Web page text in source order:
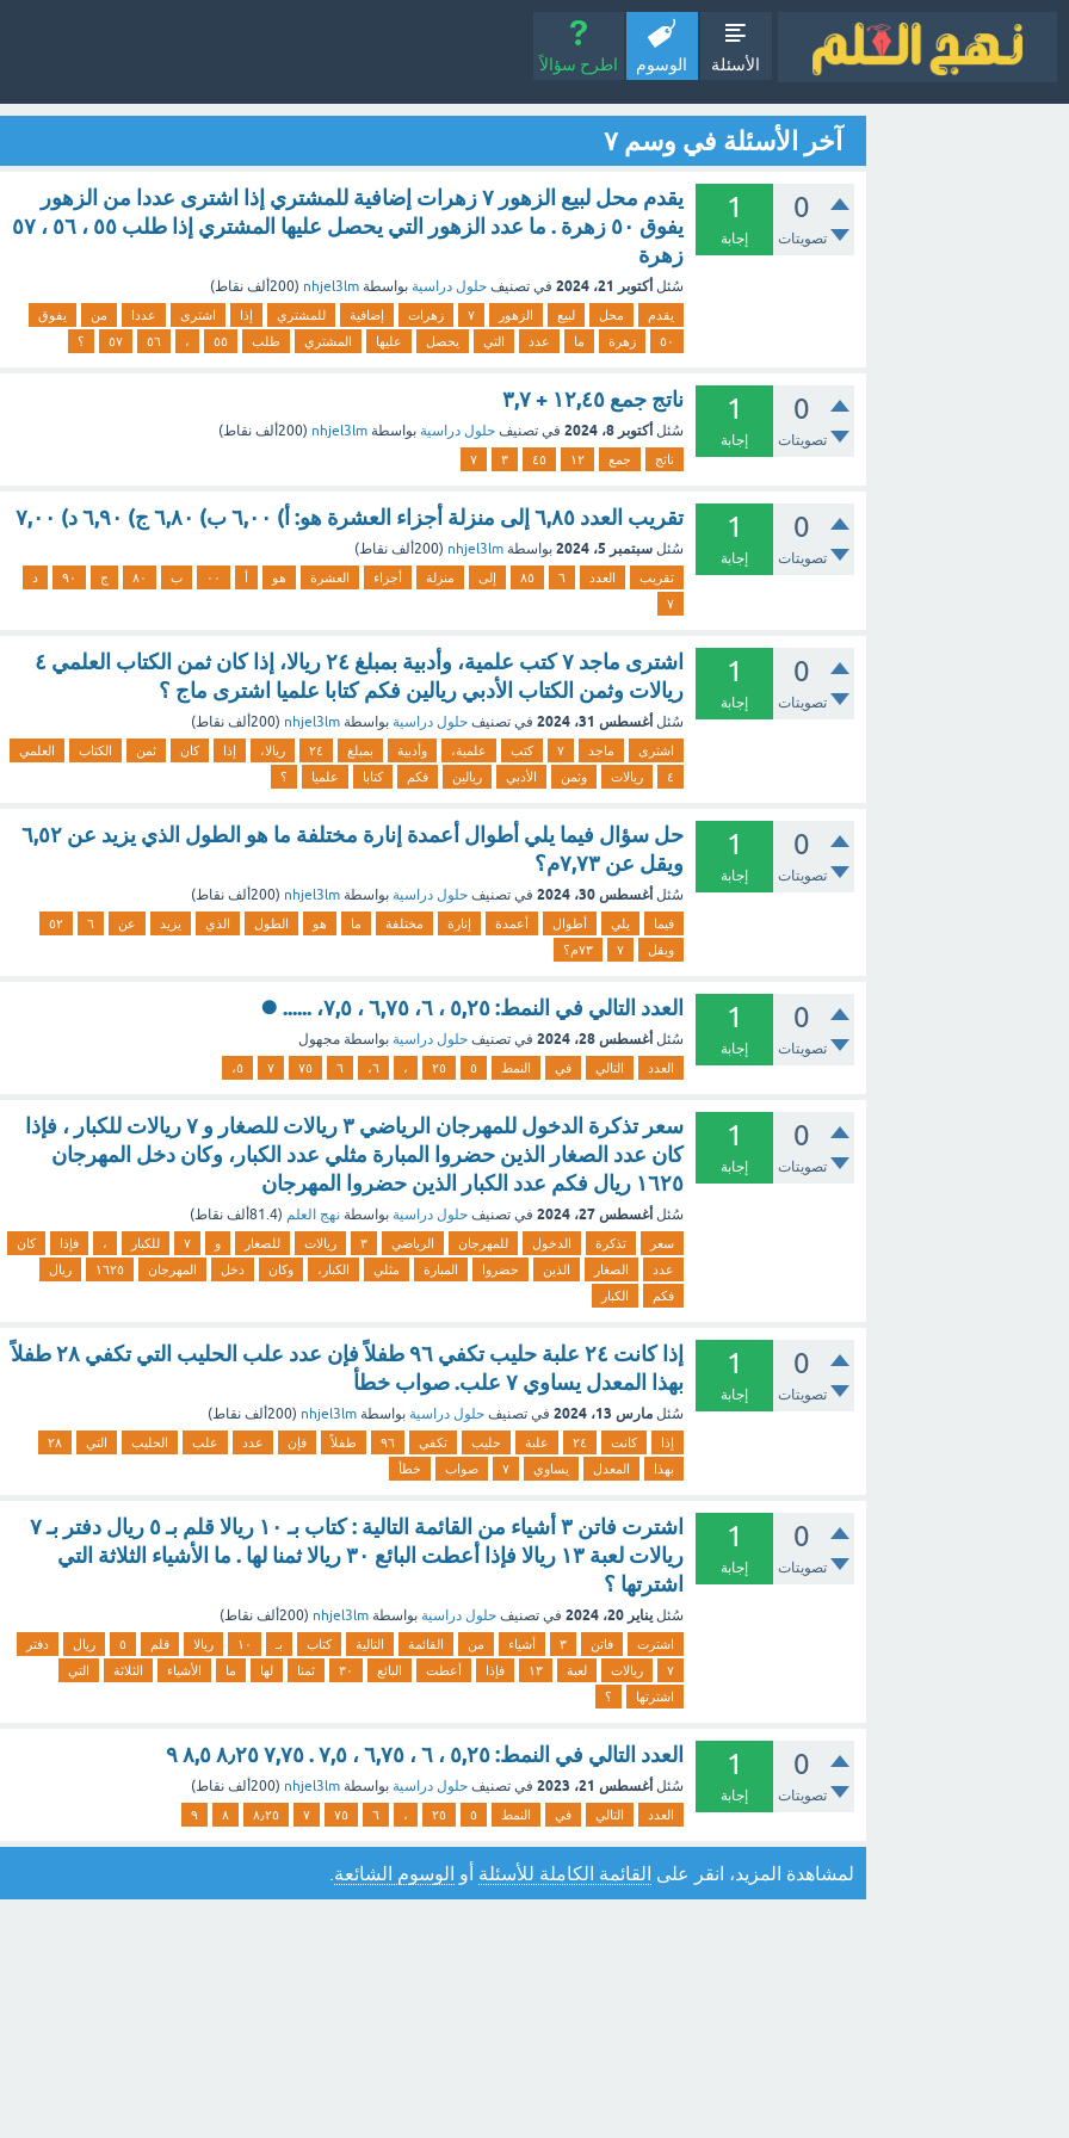
الأسئلة الوسوم اطرح سؤالاً
آخر الأسئلة في وسم ٧
0
تصويتات
1
إجابة
يقدم محل لبيع الزهور ٧ زهرات إضافية للمشتري إذا اشترى عددا من الزهور
يفوق ٥٠ زهرة . ما عدد الزهور التي يحصل عليها المشتري إذا طلب ٥٥ ، ٥٦ ، ٥٧
زهرة
سُئل أكتوبر 21، 2024 في تصنيف حلول دراسية بواسطة nhjel3lm
(200ألف نقاط)
يقدم محل لبيع الزهور ٧ زهرات إضافية للمشتري إذا اشترى عددا من
يفوق
٥٠
زهرة ما عدد التي يحصل عليها المشتري طلب ٥٥ ، ٥٦ ٥٧ ؟
0
تصويتات
1
إجابة
ناتج جمع ١٢,٤٥ + ٣,٧
سُئل أكتوبر 8، 2024 في تصنيف حلول دراسية بواسطة nhjel3lm
(200ألف نقاط)
ناتج جمع ١٢ ٤٥ ٣ ٧
0
تصويتات
1
إجابة
تقريب العدد ٦,٨٥ إلى منزلة أجزاء العشرة هو: أ) ٦,٠٠ ب) ٦,٨٠ ج) ٦,٩٠ د) ٧,٠٠
سُئل سبتمبر 5، 2024 بواسطة nhjel3lm
(200ألف نقاط)
تقريب العدد ٦ ٨٥ إلى منزلة أجزاء العشرة هو أ ٠٠ ب ٨٠ ج ٩٠
د
٧
0
تصويتات
1
إجابة
اشترى ماجد ٧ كتب علمية، وأدبية بمبلغ ٢٤ ريالا، إذا كان ثمن الكتاب العلمي ٤
ريالات وثمن الكتاب الأدبي ريالين فكم كتابا علميا اشترى ماج ؟
سُئل أغسطس 31، 2024 في تصنيف حلول دراسية بواسطة nhjel3lm
(200ألف نقاط)
اشترى ماجد ٧ كتب علمية، وأدبية بمبلغ ٢٤ ريالا، إذا كان ثمن الكتاب
العلمي
٤
ريالات وثمن الأدبي ريالين فكم كتابا علميا ؟
0
تصويتات
1
إجابة
حل سؤال فيما يلي أطوال أعمدة إنارة مختلفة ما هو الطول الذي يزيد عن ٦,٥٢
ويقل عن ٧,٧٣م؟
سُئل أغسطس 30، 2024 في تصنيف حلول دراسية بواسطة nhjel3lm
(200ألف نقاط)
فيما يلي أطوال أعمدة إنارة مختلفة ما هو الطول الذي يزيد عن ٦
٥٢
ويقل
٧ ٧٣م؟
0
تصويتات
1
إجابة
العدد التالي في النمط: ٥,٢٥ ، ٦، ٦,٧٥ ، ٧,٥، ...... ⏺️
سُئل أغسطس 28، 2024 في تصنيف حلول دراسية بواسطة مجهول
العدد التالي في النمط ٥ ٢٥ ، ٦، ٦ ٧٥ ٧ ٥،
0
تصويتات
1
إجابة
سعر تذكرة الدخول للمهرجان الرياضي ٣ ريالات للصغار و ٧ ريالات للكبار ، فإذا
كان عدد الصغار الذين حضروا المبارة مثلي عدد الكبار، وكان دخل المهرجان
١٦٢٥ ريال فكم عدد الكبار الذين حضروا المهرجان
سُئل أغسطس 27، 2024 في تصنيف حلول دراسية بواسطة نهج العلم (81.4ألف نقاط)
سعر تذكرة الدخول للمهرجان الرياضي ٣ ريالات للصغار و ٧ للكبار ، فإذا
كان
عدد
الصغار الذين حضروا المبارة مثلي الكبار، وكان دخل المهرجان ١٦٢٥
ريال
فكم
الكبار
0
تصويتات
1
إجابة
إذا كانت ٢٤ علبة حليب تكفي ٩٦ طفلاً فإن عدد علب الحليب التي تكفي ۲۸ طفلاً
بهذا المعدل يساوي ٧ علب. صواب خطأ
سُئل مارس 13، 2024 في تصنيف حلول دراسية بواسطة nhjel3lm
(200ألف نقاط)
إذا كانت ٢٤ علبة حليب تكفي ٩٦ طفلاً فإن عدد علب الحليب التي
۲۸
بهذا
المعدل يساوي ٧ صواب خطأ
0
تصويتات
1
إجابة
اشترت فاتن ٣ أشياء من القائمة التالية : کتاب بـ ١٠ ريالا قلم بـ ٥ ريال دفتر بـ ٧
ريالات لعبة ١٣ ريالا فإذا أعطت البائع ٣٠ ريالا ثمنا لها . ما الأشياء الثلاثة التي
اشترتها ؟
سُئل يناير 20، 2024 في تصنيف حلول دراسية بواسطة nhjel3lm
(200ألف نقاط)
اشترت فاتن ٣ أشياء من القائمة التالية کتاب بـ ١٠ ريالا قلم ٥ ريال
دفتر
٧
ريالات لعبة ١٣ فإذا أعطت البائع ٣٠ ثمنا لها ما الأشياء الثلاثة
التي
اشترتها
؟
0
تصويتات
1
إجابة
العدد التالي في النمط: ٥,٢٥ ، ٦ ، ٦,٧٥ ، ٧,٥ . ٧,٧٥ ٨٫٢٥ ٨,٥ ۹
سُئل أغسطس 21، 2023 في تصنيف حلول دراسية بواسطة nhjel3lm
(200ألف نقاط)
العدد التالي في النمط ٥ ٢٥ ، ٦ ٧٥ ٧ ٨٫٢٥ ٨ ۹
لمشاهدة المزيد، انقر على القائمة الكاملة للأسئلة أو الوسوم الشائعة